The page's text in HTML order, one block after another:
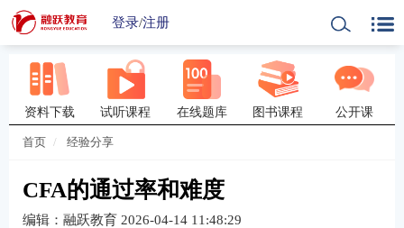
登录/注册
资料下载 试听课程 在线题库 图书课程 公开课
首页 经验分享
CFA的通过率和难度
编辑：融跃教育 2026-04-14 11:48:29